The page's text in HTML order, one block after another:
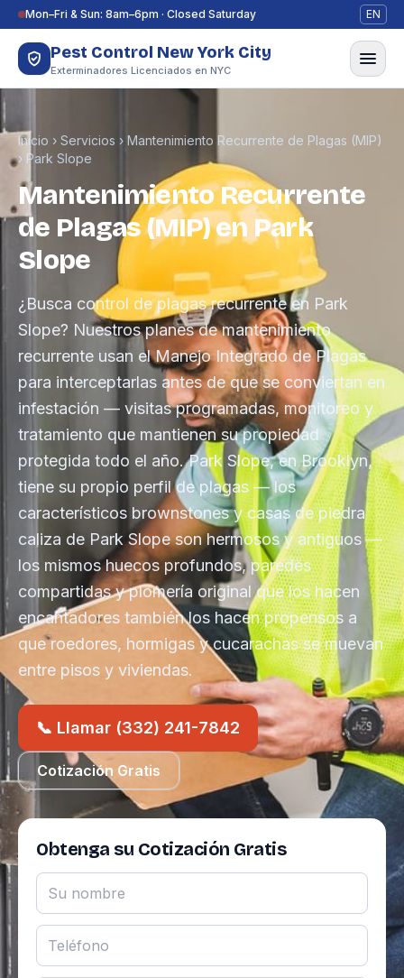
Saltar al contenido
Mon–Fri & Sun: 8am–6pm · Closed Saturday EN
Pest Control New York City
Exterminadores Licenciados en NYC
Inicio › Servicios › Mantenimiento Recurrente de Plagas (MIP)
› Park Slope
Mantenimiento Recurrente
de Plagas (MIP) en Park
Slope
¿Busca control de plagas recurrente en Park
Slope? Nuestros planes de mantenimiento
recurrente usan el Manejo Integrado de Plagas
para interceptarlas antes de que se conviertan en
infestación — visitas programadas, monitoreo y
tratamiento que mantienen su propiedad
protegida todo el año. Park Slope, en Brooklyn,
tiene su propio perfil de plagas — los
característicos brownstones y casas de piedra
caliza de Park Slope son hermosos y antiguos —
los mismos huecos profundos, paredes
compartidas y plomería original que los hacen
encantadores también los hacen propensos a
que roedores, hormigas y cucarachas se muevan
entre pisos y viviendas.
📞 Llamar (332) 241-7842
Cotización Gratis
Obtenga su Cotización Gratis